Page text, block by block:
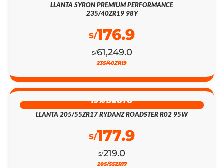
LLANTA SYRON PREMIUM PERFORMANCE
235/40ZR19 98Y
S/61,249.0
S/176.9
235/40ZR19
19% DSCTO
LLANTA 205/55ZR17 RYDANZ ROADSTER R02 95W
S/219.0
S/177.9
205/55ZR17